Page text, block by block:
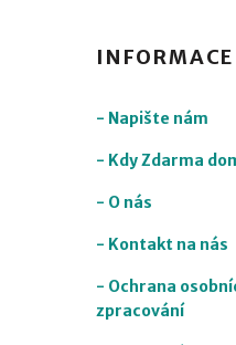
INFORMACE
- Napište nám
- Kdy Zdarma
- O nás
- Kontakt na nás
- Ochrana
zpracování